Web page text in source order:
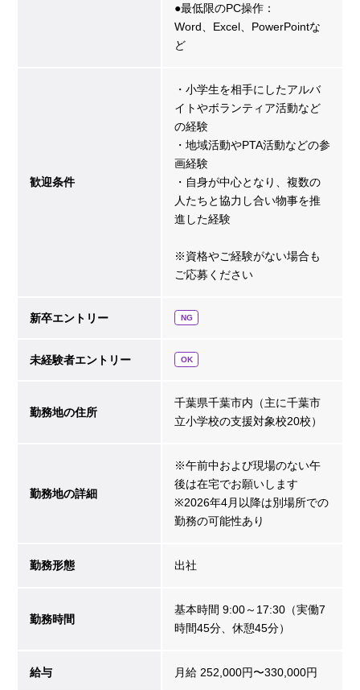
●最低限のPC操作：
Word、Excel、PowerPointな
ど
歓迎条件
・小学生を相手にしたアルバ
イトやボランティア活動など
の経験
・地域活動やPTA活動などの参
画経験
・自身が中心となり、複数の
人たちと協力し合い物事を推
進した経験
※資格やご経験がない場合も
ご応募ください
新卒エントリー NG
未経験者エントリー OK
勤務地の住所
千葉県千葉市内（主に千葉市
立小学校の支援対象校20校）
勤務地の詳細
※午前中および現場のない午
後は在宅でお願いします
※2026年4月以降は別場所での
勤務の可能性あり
勤務形態 出社
勤務時間
基本時間 9:00～17:30（実働7
時間45分、休憩45分）
給与 月給 252,000円〜330,000円